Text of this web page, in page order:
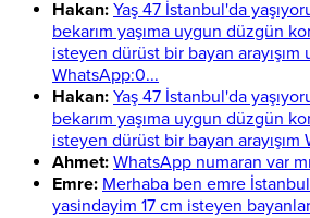
Hakan: Yaş 47 İstanbul'da
bekarım yaşıma uygun düzgün
isteyen dürüst bir bayan arayışım
WhatsApp:0...
Hakan: Yaş 47 İstanbul'da
bekarım yaşıma uygun düzgün
isteyen dürüst bir bayan
Ahmet: WhatsApp numaran var mı
Emre: Merhaba ben emre
yasindayim 17 cm isteyen